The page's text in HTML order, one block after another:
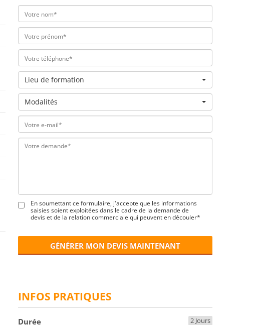
Lieu de formation
Modalités
En soumettant ce formulaire, j'accepte que les informations
saisies soient exploitées dans le cadre de la demande de
devis et de la relation commerciale qui peuvent en découler*
GÉNÉRER MON DEVIS MAINTENANT
INFOS PRATIQUES
Durée 2 Jours